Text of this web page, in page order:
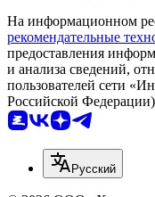
На информационном
рекомендательные
предоставления
и анализа сведений,
пользователей сети
Российской Федерации)
Русский